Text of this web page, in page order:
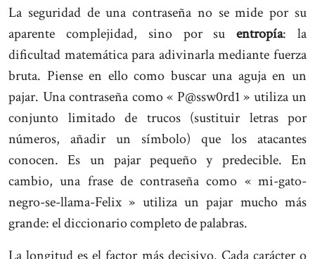
La seguridad de una contraseña no se mide por su
aparente complejidad, sino por suentropía: la
dificultad matemática para adivinarla mediante fuerza
bruta. Piense en ello como buscar una aguja en un
pajar. Una contraseña como « P@ssw0rd1 » utiliza un
conjunto limitado de trucos (sustituir letras por
números, añadir un símbolo) que los atacantes
conocen. Es un pajar pequeño y predecible. En
cambio, una frase de contraseña como « mi-gato-
negro-se-llama-Felix » utiliza un pajar mucho más
grande: el diccionario completo de palabras.